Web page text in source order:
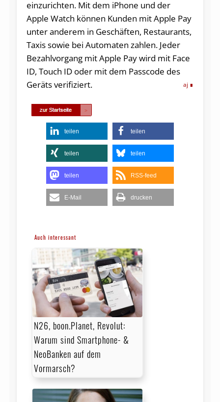
einzurichten. Mit dem iPhone und der
Apple Watch können Kunden mit Apple Pay
unter anderem in Geschäften, Restaurants,
Taxis sowie bei Automaten zahlen. Jeder
Bezahlvorgang mit Apple Pay wird mit Face
ID, Touch ID oder mit dem Passcode des
Geräts verifiziert.
aj
teilen teilen
teilen teilen
teilen RSS-feed
E-Mail drucken
Auch interessant
N26, boon.Planet, Revolut:
Warum sind Smartphone- &
NeoBanken auf dem
Vormarsch?